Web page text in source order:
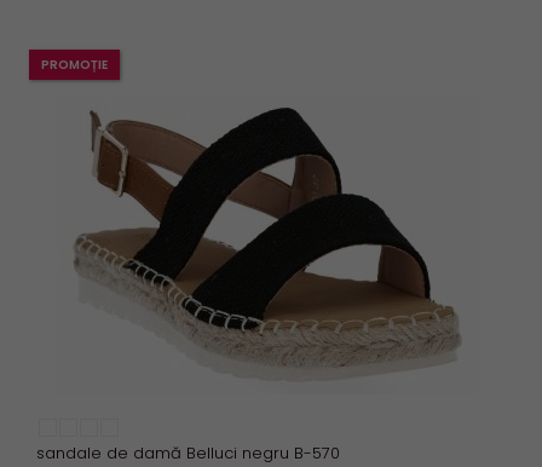
sandale de damă Belluci negru B-570
PROMOȚIE